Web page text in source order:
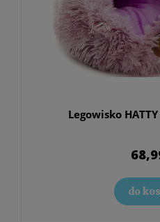
Legowisko
do